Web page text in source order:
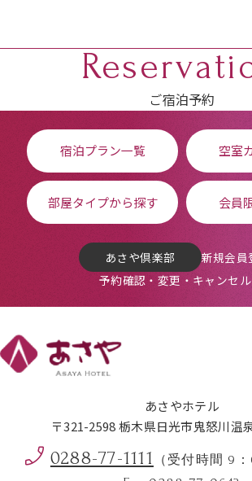
ご宿泊予約
宿泊プラン一覧 空室
部屋タイプから探す 会員
あさや倶楽部
新規会員
予約確認・変更・キャンセル
あさやホテル
〒321-2598 栃木県日光市鬼怒川温
0288-77-1111 （受付時間 9